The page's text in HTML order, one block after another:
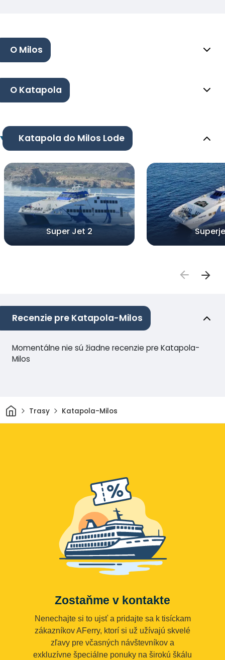
O Milos
O Katapola
Katapola do Milos Lode
Super Jet 2
Recenzie pre Katapola-Milos
Momentálne nie sú žiadne recenzie pre Katapola-
Milos
Domov
Trasy Katapola-Milos
Zostaňme v kontakte
Nenechajte si to ujsť a pridajte sa k tisíckam
zákazníkov AFerry, ktorí si už užívajú skvelé
zľavy pre včasných návštevníkov a
exkluzívne špeciálne ponuky na širokú škálu